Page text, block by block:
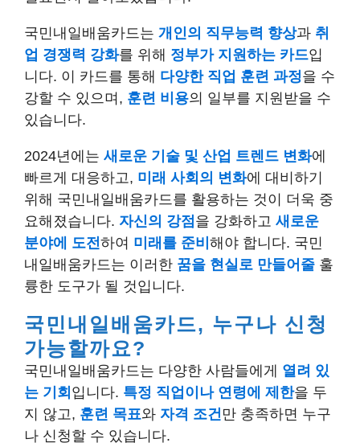
국민내일배움카드는 개인의 직무능력 향상과 취
업 경쟁력 강화를 위해 정부가 지원하는 카드입
니다. 이 카드를 통해 다양한 직업 훈련 과정을 수
강할 수 있으며, 훈련 비용의 일부를 지원받을 수
있습니다.
2024년에는 새로운 기술 및 산업 트렌드 변화에
빠르게 대응하고, 미래 사회의 변화에 대비하기
위해 국민내일배움카드를 활용하는 것이 더욱 중
요해졌습니다. 자신의 강점 을 강화하고 새로운
분야에 도전하여 미래를 준비 해야 합니다. 국민
내일배움카드는 이러한 꿈을 현실로 만들어줄 훌
륭한 도구가 될 것입니다.
국민내일배움카드, 누구나 신청
가능할까요?
국민내일배움카드는 다양한 사람들에게 열려 있
는 기회 입니다. 특정 직업이나 연령에 제한을 두
지 않고, 훈련 목표와 자격 조건 만 충족하면 누구
나 신청할 수 있습니다.